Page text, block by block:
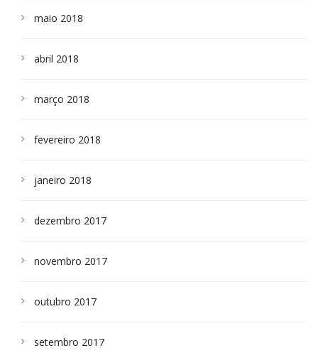
maio 2018
abril 2018
março 2018
fevereiro 2018
janeiro 2018
dezembro 2017
novembro 2017
outubro 2017
setembro 2017